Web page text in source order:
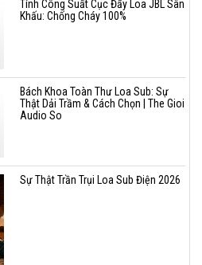
Tính Công Suất Cục Đẩy Loa JBL Sân
Khấu: Chống Cháy 100%
Bách Khoa Toàn Thư Loa Sub: Sự
Thật Dải Trầm & Cách Chọn | The Gioi
Audio So
Sự Thật Trần Trụi Loa Sub Điện 2026